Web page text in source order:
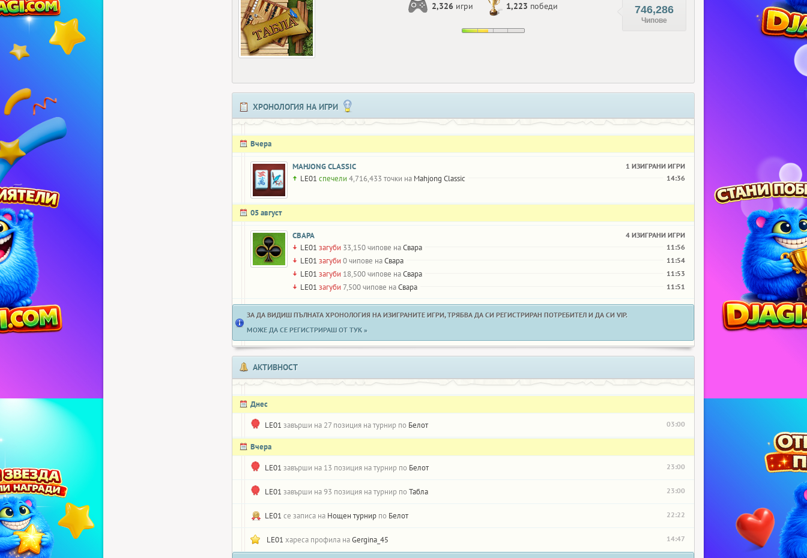
2,326 игри 1,223 победи 746,286
Чипове
ХРОНОЛОГИЯ НА ИГРИ
Вчера
MAHJONG CLASSIC 1 ИЗИГРАНИ ИГРИ
LE01 спечели 4,716,433 точки на Mahjong Classic 14:36
05 август
СВАРА 4 ИЗИГРАНИ ИГРИ
LE01 загуби 33,150 чипове наСвара 11:56
LE01 загуби 0 чипове наСвара 11:54
LE01 загуби 18,500 чипове наСвара 11:53
LE01 загуби 7,500 чипове наСвара 11:51
ЗА ДА ВИДИШ ПЪЛНАТА ХРОНОЛОГИЯ НА ИЗИГРАНИТЕ ИГРИ, ТРЯБВА ДА СИ РЕГИСТРИРАН ПОТРЕБИТЕЛ И ДА СИ VIP.
МОЖЕ ДА СЕ РЕГИСТРИРАШ ОТ ТУК »
АКТИВНОСТ
Днес
LE01 завърши на 27 позиция на турнир по Белот 03:00
Вчера
LE01 завърши на 13 позиция на турнир по Белот 23:00
LE01 завърши на 93 позиция на турнир поТабла 23:00
LE01 се записа на Нощен турнир по Белот 22:22
LE01 хареса профила наGergina_45 14:47